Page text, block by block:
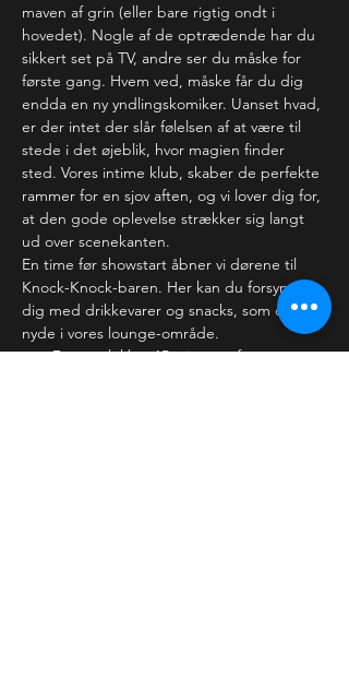
maven af grin (eller bare rigtig ondt i
hovedet). Nogle af de optrædende har du
sikkert set på TV, andre ser du måske for
første gang. Hvem ved, måske får du dig
endda en ny yndlingskomiker. Uanset hvad,
er der intet der slår følelsen af at være til
stede i det øjeblik, hvor magien finder
sted. Vores intime klub, skaber de perfekte
rammer for en sjov aften, og vi lover dig for,
at den gode oplevelse strækker sig langt
ud over scenekanten.
En time før showstart åbner vi dørene til
Knock-Knock-baren. Her kan du forsyne
dig med drikkevarer og snacks, som du kan
nyde i vores lounge-område.
Dørene lukker 15 minutter før